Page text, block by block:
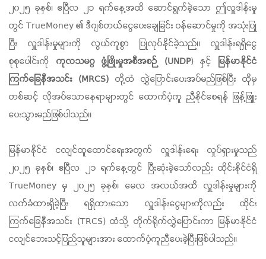
၂၀၂၅ ခုနှစ်၊ ဧပြီလ ၂၁ ရက်နေ့အထိ ဆောင်ရွက်ခဲ့သော ဤလှူဒါန်းမှု
တွင် TrueMoney ၏ ဒီဂျစ်တယ်ငွေပေးချေခြင်း ဝန်ဆောင်မှုကို အသုံးပြု
ပြီး လှူဒါန်းမှုများကို လွယ်ကူစွာ ပြုလုပ်နိုင်ခဲ့သည်။ လှူဒါန်းရရှိငွေ
စုစုပေါင်းကို ကုလသမဂ္ဂ ဖွံ့ဖြိုးမှုအစီအစဉ် (UNDP) နှင့် မြန်မာနိုင်ငံ
ကြက်ခြေနီအသင်း (MRCS) တို့ထံ လွှဲပြောင်းပေးအပ်မည်ဖြစ်ပြီး ထိုမှ
တစ်ဆင့် လိုအပ်သောနေရာများတွင် ထောက်ပံ့ကူ ညီနိုင်စေရန် ဖြန့်ဖြူး
ပေးသွားမည်ဖြစ်ပါသည်။
မြန်မာနိုင်ငံ ငလျင်ထူထောင်ရေးအတွက် လှူဒါန်းရေး လှုပ်ရှားမှုသည်
၂၀၂၅ ခုနှစ်၊ ဧပြီလ ၂၁ ရက်နေ့တွင် ပြီးဆုံးခဲ့သော်လည်း ထိုင်းနိုင်ငံရှိ
TrueMoney မှ ၂၀၂၅ ခုနှစ်၊ မေလ အလယ်အထိ လှူဒါန်းမှုများကို
လက်ခံထားရှိခဲ့ပြီး ရရှိထားသော လှူဒါန်းငွေများကိုလည်း ထိုင်း
ကြက်ခြေနီအသင်း (TRCS) ထံသို့ တိုက်ရိုက်လွှဲပြောင်းကာ မြန်မာနိုင်ငံ
ငလျင်ဘေးသင့်ပြည်သူများအား ထောက်ပံ့ကူညီပေးခဲ့ပြီးဖြစ်ပါသည်။